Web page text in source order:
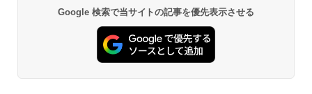
Google 検索で当サイトの記事を優先表示させる